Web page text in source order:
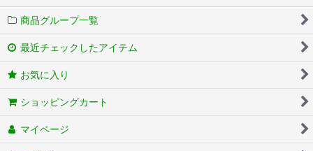
商品グループ一覧
最近チェックしたアイテム
お気に入り
ショッピングカート
マイページ